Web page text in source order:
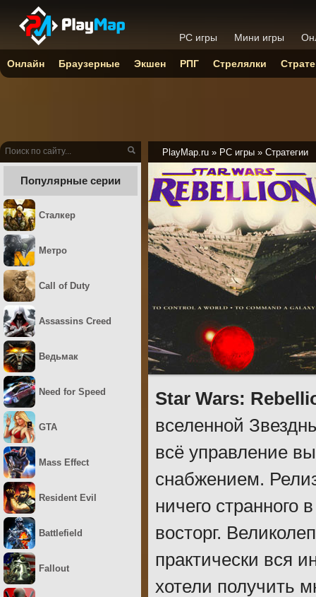
PlayMap.ru » PC игры » Стратегии
Star Wars:
вселенной
всё управление
снабжением.
ничего странного
восторг.
практически вся
хотели получить
Популярные серии
Сталкер
Метро
Call of Duty
Assassins Creed
Ведьмак
Need for Speed
GTA
Mass Effect
Resident Evil
Battlefield
Fallout
PC игры Мини игры
Онлайн Браузерные Экшен РПГ Стрелялки